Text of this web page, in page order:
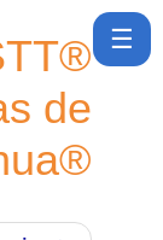
de
☰
SSTT®
Cómo
comprar
Política